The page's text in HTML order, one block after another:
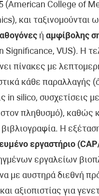
(American College of
και ταξινομούνται
ήαμφίβολης
Significance, VUS). Η
πίνακες με
κάθε παραλλαγής
in silico, συσχετίσεις
πληθυσμό), καθώς
Η
εργαστήριο
εργαλείων
με αυστηρά διεθνή
αξιοπιστίας για